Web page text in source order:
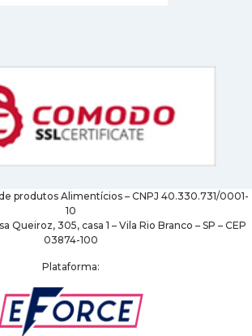
produtos Alimentícios – CNPJ 40.330.731/0001-
10
Queiroz, 305, casa 1 – Vila Rio Branco – SP – CEP
03874-100
Plataforma: